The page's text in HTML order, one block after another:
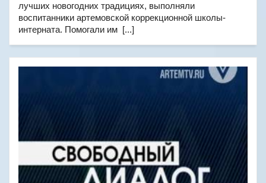
лучших новогодних традициях, выполняли
воспитанники артемовской коррекционной школы-
интерната. Помогали им [...]